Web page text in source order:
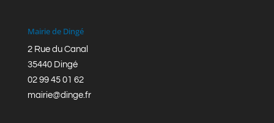
Mairie de Dingé
2 Rue du Canal
35440 Dingé
02 99 45 01 62
mairie@dinge.fr